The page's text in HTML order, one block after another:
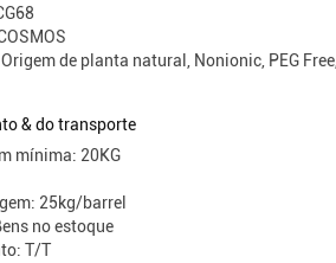
de planta natural, Nonionic, PEG Free,
& do transporte
mínima: 20KG
25kg/barrel
no estoque
T/T